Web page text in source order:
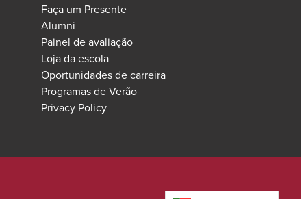
Faça um Presente
Alumni
Painel de avaliação
Loja da escola
Oportunidades de carreira
Programas de Verão
Privacy Policy